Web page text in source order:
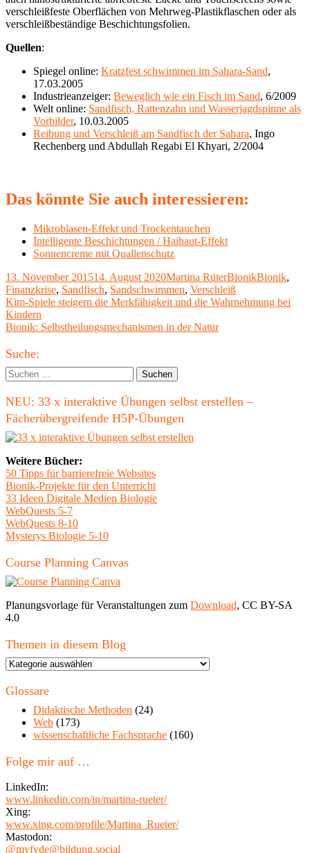
verschleißfeste Oberflächen von Mehrweg-Plastikflaschen oder als
verschleißbeständige Beschichtungsfolien.
Quellen:
Spiegel online: Kratzfest schwimmen im Sahara-Sand,
17.03.2005
Industrieanzeiger: Beweglich wie ein Fisch im Sand, 6/2009
Welt online: Sandfisch, Rattenzahn und Wasserjagdspinne als
Vorbilder, 10.03.2005
Reibung und Verschleiß am Sandfisch der Sahara, Ingo
Rechenberg und Abdullah Regabi El Khyari, 2/2004
Das könnte Sie auch interessieren:
Mikroblasen-Effekt und Trockentauchen
Intelligente Beschichtungen / Haihaut-Effekt
Sonnencreme mit Quallenschutz
Veröffentlicht
am
13. November 201514. August 2020Autor
Martina RüterKategorien
BionikBionik,
Finanzkrise, Sandfisch, Sandschwimmen, Verschleiß
Beitragsnavigation
Vorheriger
Beitrag:
Kim-Spiele steigern die Merkfähigkeit und die Wahrnehmung bei
Kindern
Nächster
Bionik: Selbstheilungsmechanismen in der Natur
Haupt-
Seitenleiste
Suche:
Suchen
nach:
NEU: 33 x interaktive Übungen selbst erstellen –
Fächerübergreifende H5P-Übungen
Weitere Bücher:
50 Tipps für barrierefreie Websites
Bionik-Projekte für den Unterricht
33 Ideen Digitale Medien Biologie
WebQuests 5-7
WebQuests 8-10
Mysterys Biologie 5-10
Course Planning Canvas
Planungsvorlage für Veranstaltungen zum Download, CC BY-SA
4.0
Themen in diesem Blog
Themen
diesem
Glossare
Didaktische Methoden (24)
Web (173)
wissenschaftliche Fachsprache (160)
Folge mir auf …
LinkedIn:
www.linkedin.com/in/martina-rueter/
Xing:
www.xing.com/profile/Martina_Rueter/
Mastodon:
@myfyde@bildung.social